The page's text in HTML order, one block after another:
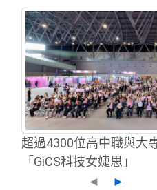
超過4300位高中職與大
「GiCS科技女婕思」
◄
►